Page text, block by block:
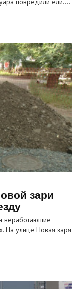
зари
неработающие
На улице Новая заря